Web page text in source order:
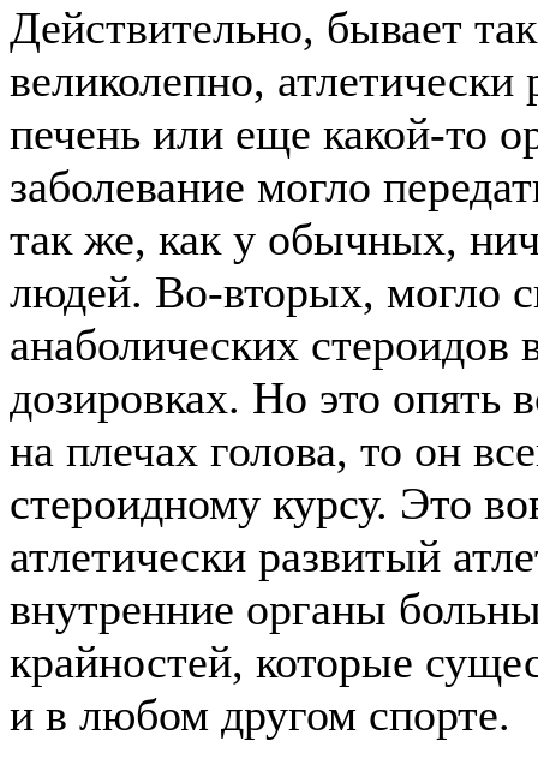
Действительно, бывает
великолепно,
печень или еще какой-то
заболевание могло
так же, как у обычных,
людей. Во-вторых, могло
анаболических
дозировках. Но это опять
на плечах голова, то он
стероидному курсу. Это
атлетически развитый
внутренние органы
крайностей, которые
и в любом другом спорте.